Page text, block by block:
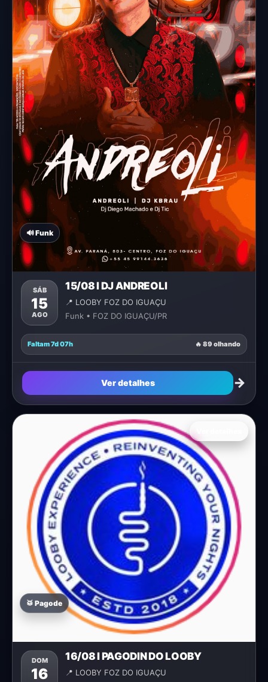
🔊 Funk
SÁB
15
AGO
15/08 I DJ ANDREOLI
📍 LOOBY FOZ DO IGUAÇU
Funk • FOZ DO IGUAÇU/PR
Faltam 7d 07h 🔥 89 olhando
Ver detalhes →
🥁 Pagode
DOM
16
16/08 I PAGODIN DO LOOBY
📍 LOOBY FOZ DO IGUAÇU